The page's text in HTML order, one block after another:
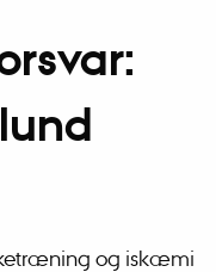
og iskæmi